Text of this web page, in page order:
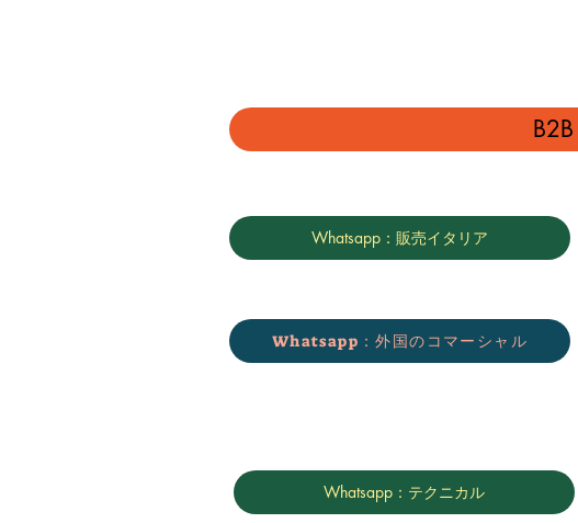
Whatsapp：販売イタリア
Whatsapp：外国のコマーシャル
Whatsapp：テクニカル